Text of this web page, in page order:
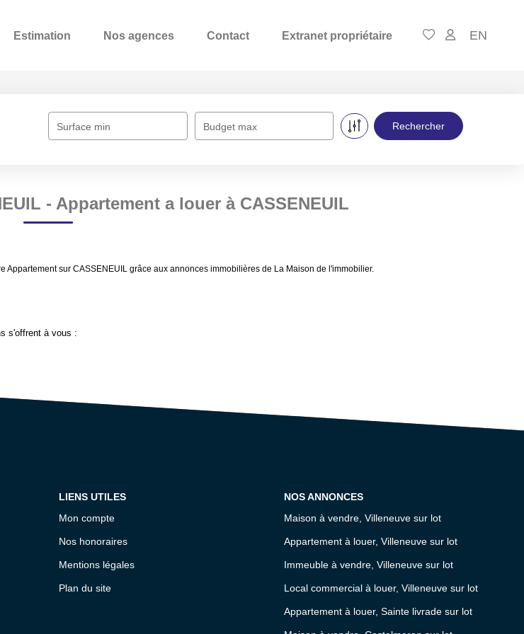
Estimation Nos agences Contact Extranet propriétaire EN
Surface min Budget max
- Appartement a louer à CASSENEUIL
sur CASSENEUIL grâce aux annonces immobilières de La Maison de l'immobilier.
s'offrent à vous :
LIENS UTILES
Mon compte
Nos honoraires
Mentions légales
Plan du site
NOS ANNONCES
Maison à vendre, Villeneuve sur lot
Appartement à louer, Villeneuve sur lot
Immeuble à vendre, Villeneuve sur lot
Local commercial à louer, Villeneuve sur lot
Appartement à louer, Sainte livrade sur lot